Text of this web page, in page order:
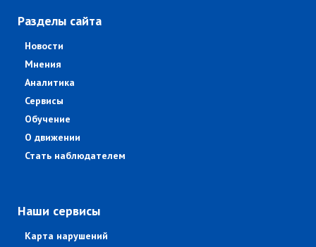
Разделы сайта
Новости
Мнения
Аналитика
Сервисы
Обучение
О движении
Стать наблюдателем
Наши сервисы
Карта нарушений